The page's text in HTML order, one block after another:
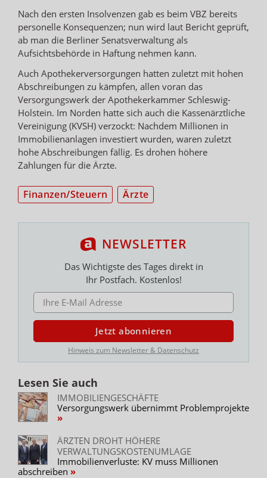
Nach den ersten Insolvenzen gab es beim VBZ bereits
personelle Konsequenzen; nun wird laut Bericht geprüft,
ab man die Berliner Senatsverwaltung als
Aufsichtsbehörde in Haftung nehmen kann.
Auch Apothekerversorgungen hatten zuletzt mit hohen
Abschreibungen zu kämpfen, allen voran das
Versorgungswerk der Apothekerkammer Schleswig-
Holstein. Im Norden hatte sich auch die Kassenärztliche
Vereinigung (KVSH) verzockt: Nachdem Millionen in
Immobilienanlagen investiert wurden, waren zuletzt
hohe Abschreibungen fällig. Es drohen höhere
Zahlungen für die Ärzte.
Finanzen/Steuern Ärzte
NEWSLETTER
Das Wichtigste des Tages direkt in
Ihr Postfach. Kostenlos!
E-MAIL ADRESSE
Jetzt abonnieren
Hinweis zum Newsletter & Datenschutz
Lesen Sie auch
IMMOBILIENGESCHÄFTE
Versorgungswerk übernimmt Problemprojekte
ÄRZTEN DROHT HÖHERE
VERWALTUNGSKOSTENUMLAGE
Immobilienverluste: KV muss Millionen
abschreiben